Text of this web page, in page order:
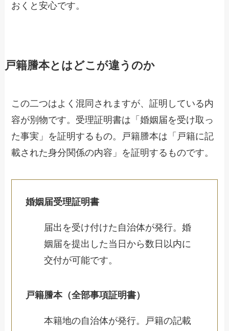
おくと安心です。
戸籍謄本とはどこが違うのか
この二つはよく混同されますが、証明している内
容が別物です。受理証明書は「婚姻届を受け取っ
た事実」を証明するもの。戸籍謄本は「戸籍に記
載された身分関係の内容」を証明するものです。
婚姻届受理証明書
届出を受け付けた自治体が発行。婚
姻届を提出した当日から数日以内に
交付が可能です。
戸籍謄本（全部事項証明書）
本籍地の自治体が発行。戸籍の記載